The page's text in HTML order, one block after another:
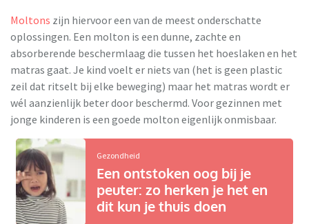
Moltons zijn hiervoor een van de meest onderschatte
oplossingen. Een molton is een dunne, zachte en
absorberende beschermlaag die tussen het hoeslaken en het
matras gaat. Je kind voelt er niets van (het is geen plastic
zeil dat ritselt bij elke beweging) maar het matras wordt er
wél aanzienlijk beter door beschermd. Voor gezinnen met
jonge kinderen is een goede molton eigenlijk onmisbaar.
Gezondheid
Een ontstoken oog bij je
peuter: zo herken je het en
dit kun je thuis doen